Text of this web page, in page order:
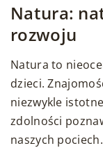
Natura:
rozwoju
Natura to
dzieci.
niezwykle
zdolności
naszych